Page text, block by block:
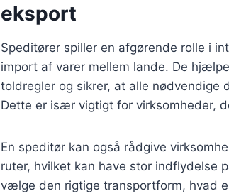
eksport
Speditører spiller en afgørende rolle i
import af varer mellem lande. De
toldregler og sikrer, at alle nødvendige
Dette er især vigtigt for virksomheder,
En speditør kan også rådgive
ruter, hvilket kan have stor indflydelse
vælge den rigtige transportform, hvad